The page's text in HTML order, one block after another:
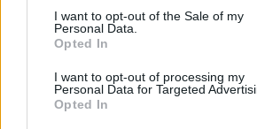
consent section.
I want to opt-out of the Sale of my
Personal Data.
Opted In
I want to opt-out of processing my
Personal Data for Targeted
Opted In
εικόνα από τον αγωνιστικό χώρο και
Τόμας
τον Στέφανο